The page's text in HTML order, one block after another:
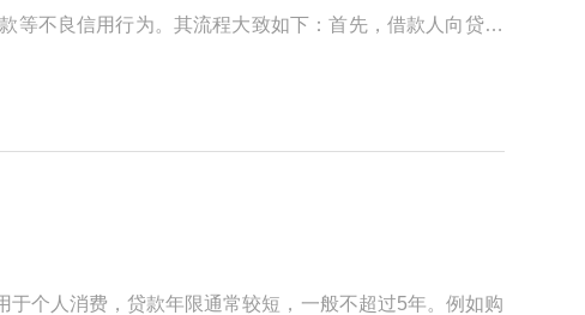
等不良信用行为。其流程大致如下：首先，借款人向贷款
个人消费，贷款年限通常较短，一般不超过5年。例如购